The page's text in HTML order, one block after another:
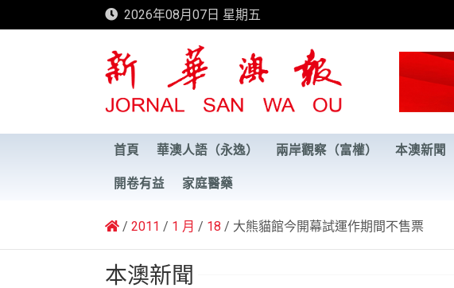
to
2026年08月07日 星期五
新華澳報
首頁 華澳人語（永逸） 兩岸觀察（富權） 本澳新聞
開卷有益 家庭醫藥
2011 1 月 18 大熊貓館今開幕試運作期間不售票
本澳新聞